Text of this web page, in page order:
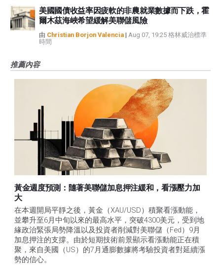
美國國債收益率因疲軟的非農就業數據而下跌，霍
爾木茲海峽希望緩解美聯儲風險
由 Christian Borjon Valencia | Aug 07, 19:25 格林威治標準
時間
推薦內容
黃金週度預測：隨著美聯儲加息押注緩和，看漲壓力加
大
在本週開局平靜之後，黃金（XAU/USD）積聚看漲動能，
並攀升至6月中旬以來的最高水平，突破4300美元，受到地
緣政治緊張局勢降溫以及投資者削減對美聯儲（Fed）9月
加息押注的支撐。由於短期技術前景顯示看漲動能正在積
聚，來自美國（US）的7月通膨數據將考驗投資者對延續漲
勢的信心。